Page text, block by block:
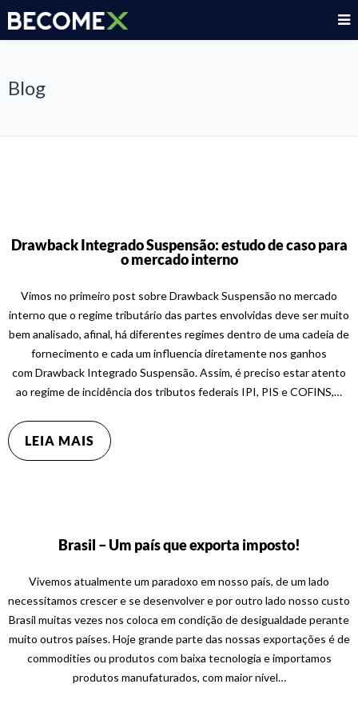
Blog
Drawback Integrado Suspensão: estudo de caso para
o mercado interno
Vimos no primeiro post sobre Drawback Suspensão no mercado
interno que o regime tributário das partes envolvidas deve ser muito
bem analisado, afinal, há diferentes regimes dentro de uma cadeia de
fornecimento e cada um influencia diretamente nos ganhos
com Drawback Integrado Suspensão. Assim, é preciso estar atento
ao regime de incidência dos tributos federais IPI, PIS e COFINS,…
LEIA MAIS
Brasil – Um país que exporta imposto!
Vivemos atualmente um paradoxo em nosso país, de um lado
necessitamos crescer e se desenvolver e por outro lado nosso custo
Brasil muitas vezes nos coloca em condição de desigualdade perante
muito outros países. Hoje grande parte das nossas exportações é de
commodities ou produtos com baixa tecnologia e importamos
produtos manufaturados, com maior nível…